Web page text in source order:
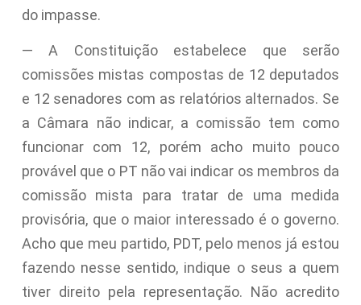
do impasse.
— A Constituição estabelece que serão
comissões mistas compostas de 12 deputados
e 12 senadores com as relatórios alternados. Se
a Câmara não indicar, a comissão tem como
funcionar com 12, porém acho muito pouco
provável que o PT não vai indicar os membros da
comissão mista para tratar de uma medida
provisória, que o maior interessado é o governo.
Acho que meu partido, PDT, pelo menos já estou
fazendo nesse sentido, indique o seus a quem
tiver direito pela representação. Não acredito